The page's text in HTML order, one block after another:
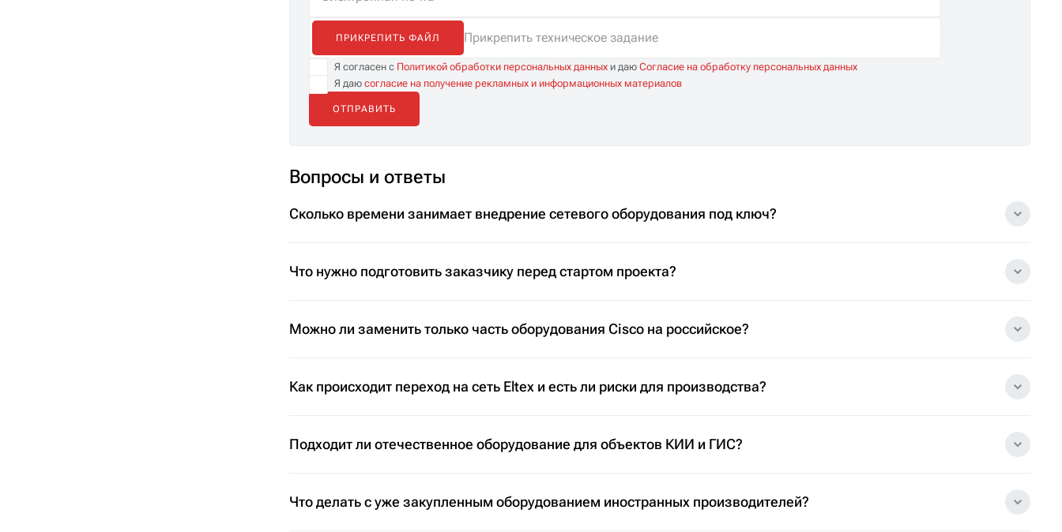
ПРИКРЕПИТЬ ФАЙЛ Прикрепить техническое задание
Я согласен с Политикой обработки персональных данных и даюСогласие на обработку персональных данных
Я даюсогласие на получение рекламных и информационных материалов
Вопросы и ответы
Сколько времени занимает внедрение сетевого оборудования под ключ?
Что нужно подготовить заказчику перед стартом проекта?
Можно ли заменить только часть оборудования Cisco на российское?
Как происходит переход на сеть Eltex и есть ли риски для производства?
Подходит ли отечественное оборудование для объектов КИИ и ГИС?
Что делать с уже закупленным оборудованием иностранных производителей?